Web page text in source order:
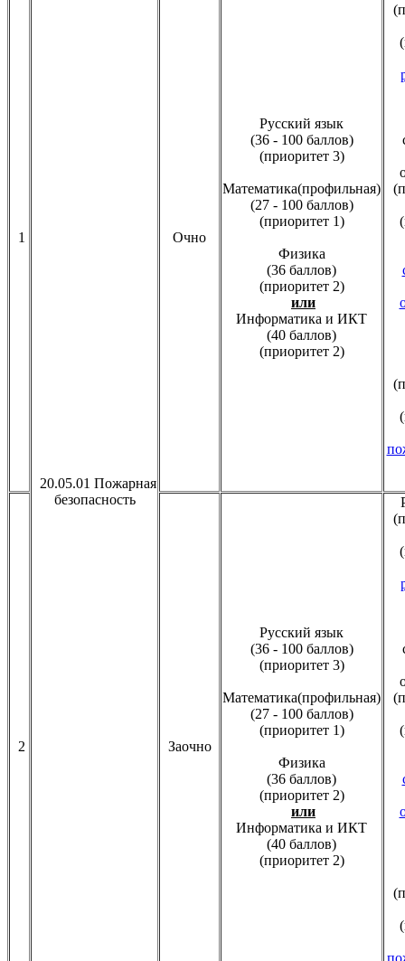
1
20.05.01 Пожарная
безопасность
Очно
Русский язык
(36 - 100 баллов)
(приоритет 3)
Математика(профильная)
(27 - 100 баллов)
(приоритет 1)
Физика
(36 баллов)
(приоритет 2)
или
Информатика и ИКТ
(40 баллов)
(приоритет 2)
2 Заочно
Русский язык
(36 - 100 баллов)
(приоритет 3)
Математика(профильная)
(27 - 100 баллов)
(приоритет 1)
Физика
(36 баллов)
(приоритет 2)
или
Информатика и ИКТ
(40 баллов)
(приоритет 2)